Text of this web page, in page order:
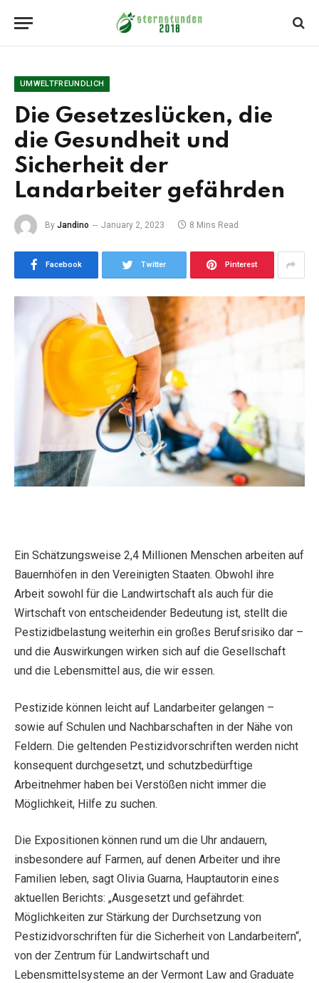
UMWELTFREUNDLICH
Die Gesetzeslücken, die
die Gesundheit und
Sicherheit der
Landarbeiter gefährden
By Jandino January 2, 2023 8 Mins Read
Facebook Twitter Pinterest
Ein Schätzungsweise 2,4 Millionen Menschen arbeiten auf
Bauernhöfen in den Vereinigten Staaten. Obwohl ihre
Arbeit sowohl für die Landwirtschaft als auch für die
Wirtschaft von entscheidender Bedeutung ist, stellt die
Pestizidbelastung weiterhin ein großes Berufsrisiko dar –
und die Auswirkungen wirken sich auf die Gesellschaft
und die Lebensmittel aus, die wir essen.
Pestizide können leicht auf Landarbeiter gelangen –
sowie auf Schulen und Nachbarschaften in der Nähe von
Feldern. Die geltenden Pestizidvorschriften werden nicht
konsequent durchgesetzt, und schutzbedürftige
Arbeitnehmer haben bei Verstößen nicht immer die
Möglichkeit, Hilfe zu suchen.
Die Expositionen können rund um die Uhr andauern,
insbesondere auf Farmen, auf denen Arbeiter und ihre
Familien leben, sagt Olivia Guarna, Hauptautorin eines
aktuellen Berichts: „Ausgesetzt und gefährdet:
Möglichkeiten zur Stärkung der Durchsetzung von
Pestizidvorschriften für die Sicherheit von Landarbeitern“,
von der Zentrum für Landwirtschaft und
Lebensmittelsysteme an der Vermont Law and Graduate